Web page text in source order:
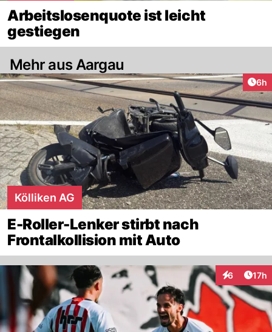
Arbeitslosenquote ist leicht
gestiegen
Mehr aus Aargau
6h
Kölliken AG
E-Roller-Lenker stirbt nach
Frontalkollision mit Auto
6 17h